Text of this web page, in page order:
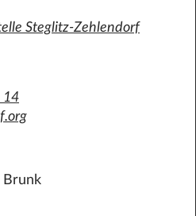
Steglitz-Zehlendorf
14
Brunk